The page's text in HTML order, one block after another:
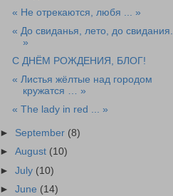
« Не отрекаются, любя ... »
« До свиданья, лето, до свидания.
»
С ДНЁМ РОЖДЕНИЯ, БЛОГ!
« Листья жёлтые над городом
кружатся … »
« The lady in red ... »
► September (8)
►August (10)
►July (10)
►June (14)